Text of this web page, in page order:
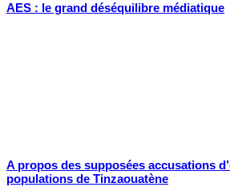
AES : le grand déséquilibre médiatique
A propos des supposées accusations
populations de Tinzaouatène